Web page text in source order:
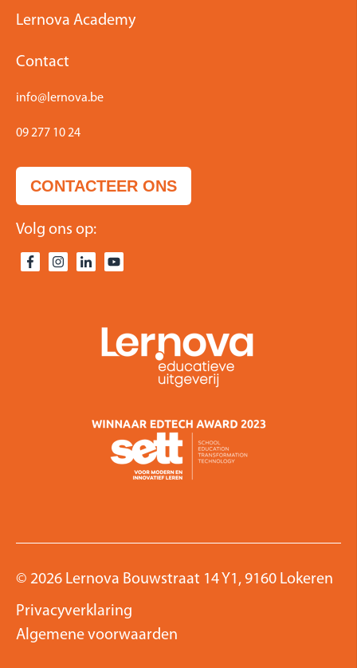
Lernova Academy
Contact
info@lernova.be
09 277 10 24
CONTACTEER ONS
Volg ons op:
© 2026 Lernova Bouwstraat 14 Y1, 9160 Lokeren
Privacyverklaring
Algemene voorwaarden